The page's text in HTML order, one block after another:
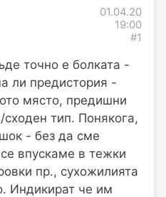
01.04.20
19:00
#1
точно е болката -
ли предистория -
място, предишни
тип. Понякога,
- без да сме
впускаме в тежки
пр., сухожилията
Индикират че им